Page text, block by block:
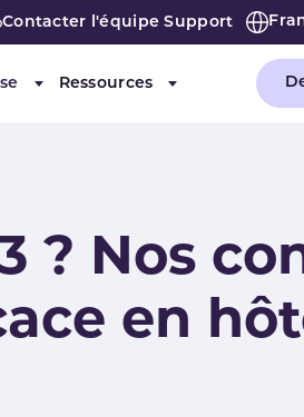
Contacter l'équipe Support
"Secteur"
Submenu for "Entreprise"
Ressources
Submenu for
? Nos
en